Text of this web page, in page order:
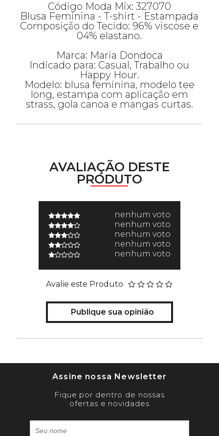
Código Moda Mix: 327070
Blusa Feminina - T-shirt - Estampada
Composição do Tecido: 96% viscose e
04% elastano.
Marca: Maria Dondoca
Indicado para: Casual, Trabalho ou
Happy Hour.
Modelo: blusa feminina, modelo tee
long, estampa com aplicação em
strass, gola canoa e mangas curtas.
AVALIAÇÃO DESTE
PRODUTO
nenhum voto
nenhum voto
nenhum voto
nenhum voto
nenhum voto
Avalie este Produto
Publique sua opinião
Assine nossa Newsletter
Fique por dentro de nossas
ofertas e novidades